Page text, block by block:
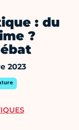
: du
?
2023